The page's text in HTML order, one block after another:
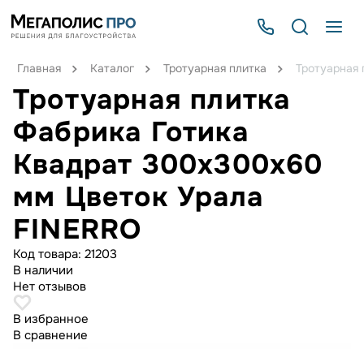
Главная Каталог Тротуарная плитка
Тротуарная плитка
Фабрика Готика
Квадрат 300х300х60
мм Цветок Урала
FINERRO
Код товара: 21203
В наличии
Нет отзывов
В избранное
В сравнение